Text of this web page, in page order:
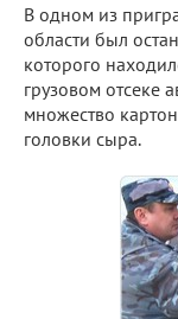
В одном из
области был
которого
грузовом отсеке
множество
головки сыра.